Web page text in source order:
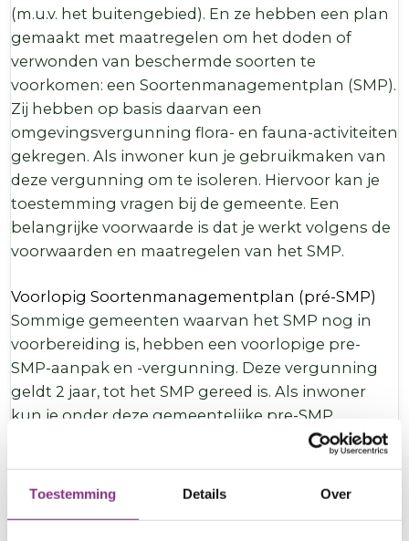
Toestemming Details Over
(m.u.v. het buitengebied). En ze hebben een plan
gemaakt met maatregelen om het doden of
verwonden van beschermde soorten te
voorkomen: een Soortenmanagementplan (SMP).
Zij hebben op basis daarvan een
omgevingsvergunning flora- en fauna-activiteiten
gekregen. Als inwoner kun je gebruikmaken van
deze vergunning om te isoleren. Hiervoor kan je
toestemming vragen bij de gemeente. Een
belangrijke voorwaarde is dat je werkt volgens de
voorwaarden en maatregelen van het SMP.
Voorlopig Soortenmanagementplan (pré-SMP)
Sommige gemeenten waarvan het SMP nog in
voorbereiding is, hebben een voorlopige pre-
SMP-aanpak en -vergunning. Deze vergunning
geldt 2 jaar, tot het SMP gereed is. Als inwoner
kun je onder deze gemeentelijke pre-SMP
vergunning in veel gevallen al wél isoleren.
door het isolatiebedrijf) bij de gemeente en dat je